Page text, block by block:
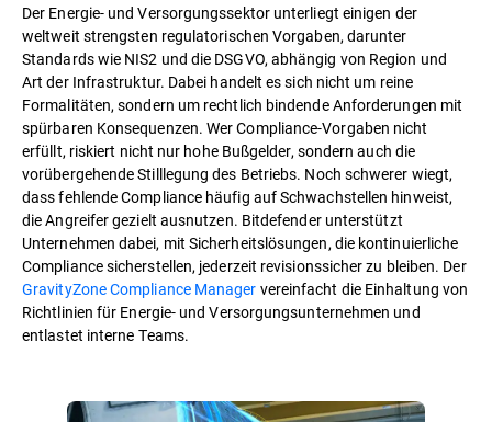
Der Energie- und Versorgungssektor unterliegt einigen der
weltweit strengsten regulatorischen Vorgaben, darunter
Standards wie NIS2 und die DSGVO, abhängig von Region und
Art der Infrastruktur. Dabei handelt es sich nicht um reine
Formalitäten, sondern um rechtlich bindende Anforderungen mit
spürbaren Konsequenzen. Wer Compliance-Vorgaben nicht
erfüllt, riskiert nicht nur hohe Bußgelder, sondern auch die
vorübergehende Stilllegung des Betriebs. Noch schwerer wiegt,
dass fehlende Compliance häufig auf Schwachstellen hinweist,
die Angreifer gezielt ausnutzen. Bitdefender unterstützt
Unternehmen dabei, mit Sicherheitslösungen, die kontinuierliche
Compliance sicherstellen, jederzeit revisionssicher zu bleiben. Der
GravityZone Compliance Manager vereinfacht die Einhaltung von
Richtlinien für Energie- und Versorgungsunternehmen und
entlastet interne Teams.